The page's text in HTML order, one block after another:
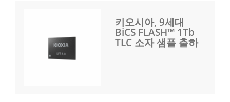
키오시아, 9세대
BiCS FLASH™ 1Tb
TLC 소자 샘플 출하